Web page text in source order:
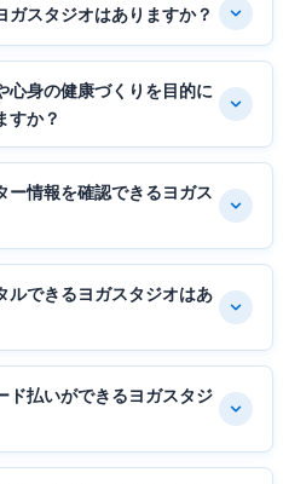
スタジオはありますか？
心身の健康づくりを目的に
すか？
ー情報を確認できるヨガス
ルできるヨガスタジオはあ
ド払いができるヨガスタジ